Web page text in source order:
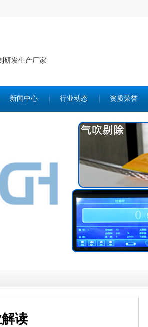
研发生产厂家
新闻中心 行业动态 资质荣誉
读